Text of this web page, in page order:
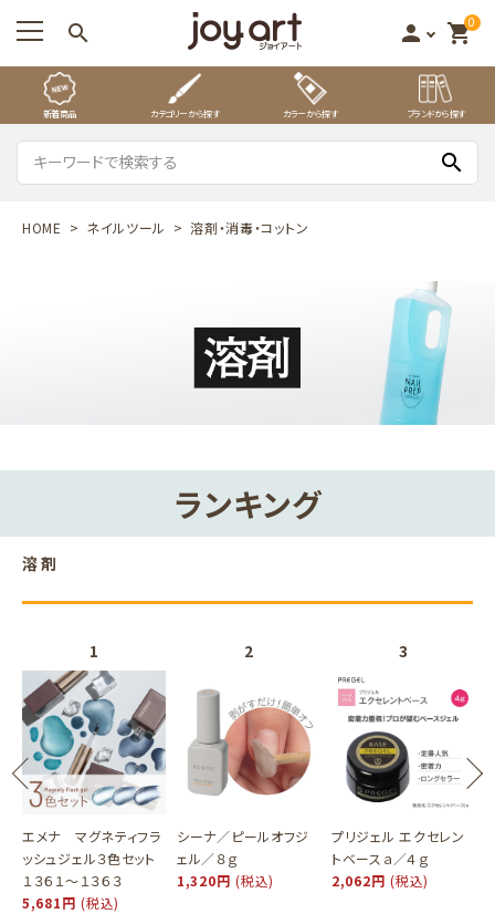
search person 0
shopping_cart
新着商品 カテゴリーから探す カラーから探す ブランドから探す
search
HOME ネイルツール 溶剤・消毒・コットン
ランキング
溶剤
エメナ マグネティフラ
ッシュジェル３色セット
１３６１～１３６３
5,681円 (税込)
シーナ／ピールオフジ
ェル／８ｇ
1,320円 (税込)
プリジェル エクセレン
トベースａ／４ｇ
2,062円 (税込)